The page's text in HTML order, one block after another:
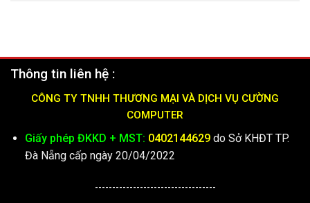
Thông tin liên hệ :
CÔNG TY TNHH THƯƠNG MẠI VÀ DỊCH VỤ CƯỜNG
COMPUTER
Giấy phép ĐKKD + MST: 0402144629do Sở KHĐT TP.
Đà Nẵng cấp ngày 20/04/2022
-----------------------------------